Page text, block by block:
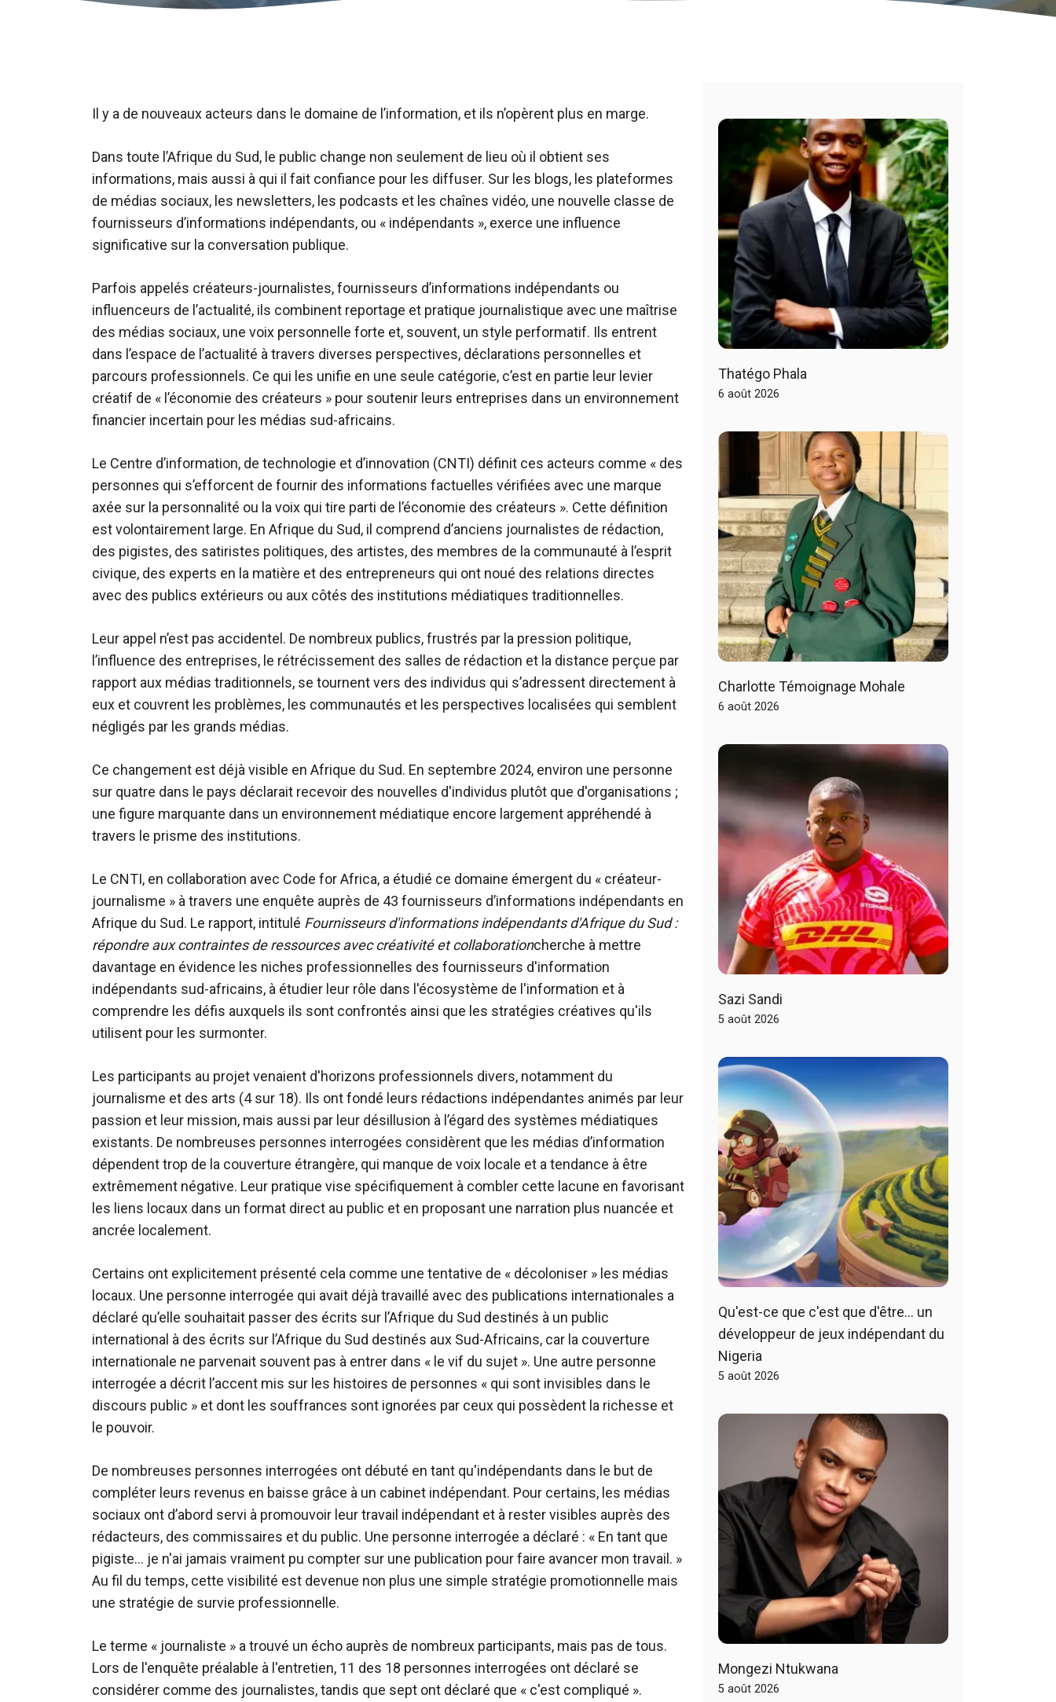
Il y a de nouveaux acteurs dans le domaine de l’information, et ils n’opèrent plus en marge.
Dans toute l’Afrique du Sud, le public change non seulement de lieu où il obtient ses
informations, mais aussi à qui il fait confiance pour les diffuser. Sur les blogs, les plateformes
de médias sociaux, les newsletters, les podcasts et les chaînes vidéo, une nouvelle classe de
fournisseurs d’informations indépendants, ou « indépendants », exerce une influence
significative sur la conversation publique.
Parfois appelés créateurs-journalistes, fournisseurs d’informations indépendants ou
influenceurs de l’actualité, ils combinent reportage et pratique journalistique avec une maîtrise
des médias sociaux, une voix personnelle forte et, souvent, un style performatif. Ils entrent
dans l’espace de l’actualité à travers diverses perspectives, déclarations personnelles et
parcours professionnels. Ce qui les unifie en une seule catégorie, c’est en partie leur levier
créatif de « l’économie des créateurs » pour soutenir leurs entreprises dans un environnement
financier incertain pour les médias sud-africains.
Le Centre d’information, de technologie et d’innovation (CNTI) définit ces acteurs comme « des
personnes qui s’efforcent de fournir des informations factuelles vérifiées avec une marque
axée sur la personnalité ou la voix qui tire parti de l’économie des créateurs ». Cette définition
est volontairement large. En Afrique du Sud, il comprend d’anciens journalistes de rédaction,
des pigistes, des satiristes politiques, des artistes, des membres de la communauté à l’esprit
civique, des experts en la matière et des entrepreneurs qui ont noué des relations directes
avec des publics extérieurs ou aux côtés des institutions médiatiques traditionnelles.
Leur appel n’est pas accidentel. De nombreux publics, frustrés par la pression politique,
l’influence des entreprises, le rétrécissement des salles de rédaction et la distance perçue par
rapport aux médias traditionnels, se tournent vers des individus qui s’adressent directement à
eux et couvrent les problèmes, les communautés et les perspectives localisées qui semblent
négligés par les grands médias.
Ce changement est déjà visible en Afrique du Sud. En septembre 2024, environ une personne
sur quatre dans le pays déclarait recevoir des nouvelles d'individus plutôt que d'organisations ;
une figure marquante dans un environnement médiatique encore largement appréhendé à
travers le prisme des institutions.
Le CNTI, en collaboration avec Code for Africa, a étudié ce domaine émergent du « créateur-
journalisme » à travers une enquête auprès de 43 fournisseurs d’informations indépendants en
Afrique du Sud. Le rapport, intitulé Fournisseurs d'informations indépendants d'Afrique du Sud :
répondre aux contraintes de ressources avec créativité et collaborationcherche à mettre
davantage en évidence les niches professionnelles des fournisseurs d'information
indépendants sud-africains, à étudier leur rôle dans l'écosystème de l'information et à
comprendre les défis auxquels ils sont confrontés ainsi que les stratégies créatives qu'ils
utilisent pour les surmonter.
Les participants au projet venaient d'horizons professionnels divers, notamment du
journalisme et des arts (4 sur 18). Ils ont fondé leurs rédactions indépendantes animés par leur
passion et leur mission, mais aussi par leur désillusion à l’égard des systèmes médiatiques
existants. De nombreuses personnes interrogées considèrent que les médias d’information
dépendent trop de la couverture étrangère, qui manque de voix locale et a tendance à être
extrêmement négative. Leur pratique vise spécifiquement à combler cette lacune en favorisant
les liens locaux dans un format direct au public et en proposant une narration plus nuancée et
ancrée localement.
Certains ont explicitement présenté cela comme une tentative de « décoloniser » les médias
locaux. Une personne interrogée qui avait déjà travaillé avec des publications internationales a
déclaré qu’elle souhaitait passer des écrits sur l’Afrique du Sud destinés à un public
international à des écrits sur l’Afrique du Sud destinés aux Sud-Africains, car la couverture
internationale ne parvenait souvent pas à entrer dans « le vif du sujet ». Une autre personne
interrogée a décrit l’accent mis sur les histoires de personnes « qui sont invisibles dans le
discours public » et dont les souffrances sont ignorées par ceux qui possèdent la richesse et
le pouvoir.
De nombreuses personnes interrogées ont débuté en tant qu'indépendants dans le but de
compléter leurs revenus en baisse grâce à un cabinet indépendant. Pour certains, les médias
sociaux ont d’abord servi à promouvoir leur travail indépendant et à rester visibles auprès des
rédacteurs, des commissaires et du public. Une personne interrogée a déclaré : « En tant que
pigiste… je n'ai jamais vraiment pu compter sur une publication pour faire avancer mon travail. »
Au fil du temps, cette visibilité est devenue non plus une simple stratégie promotionnelle mais
une stratégie de survie professionnelle.
Le terme « journaliste » a trouvé un écho auprès de nombreux participants, mais pas de tous.
Lors de l'enquête préalable à l'entretien, 11 des 18 personnes interrogées ont déclaré se
considérer comme des journalistes, tandis que sept ont déclaré que « c'est compliqué ».
Thatégo Phala
6 août 2026
Charlotte Témoignage Mohale
6 août 2026
Sazi Sandi
5 août 2026
Qu'est-ce que c'est que d'être… un
développeur de jeux indépendant du
Nigeria
5 août 2026
Mongezi Ntukwana
5 août 2026